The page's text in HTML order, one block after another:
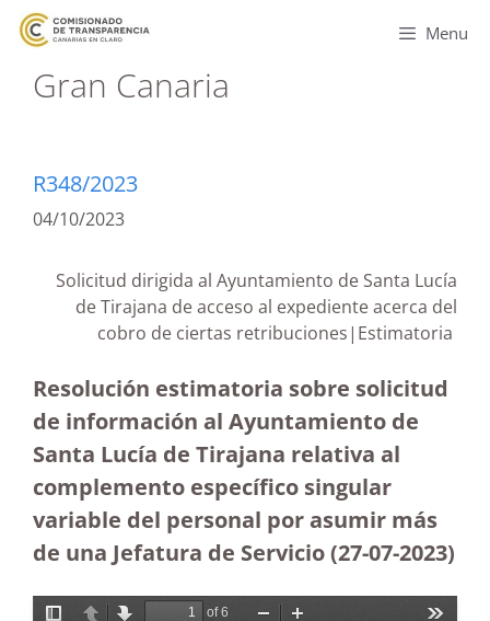
Menu
Gran Canaria
R348/2023
04/10/2023
Solicitud dirigida al Ayuntamiento de Santa Lucía
de Tirajana de acceso al expediente acerca del
cobro de ciertas retribuciones|Estimatoria
Resolución estimatoria sobre solicitud
de información al Ayuntamiento de
Santa Lucía de Tirajana relativa al
complemento específico singular
variable del personal por asumir más
de una Jefatura de Servicio (27-07-2023)